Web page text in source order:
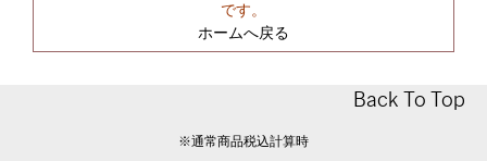
です。
ホームへ戻る
Back To Top
※通常商品税込計算時